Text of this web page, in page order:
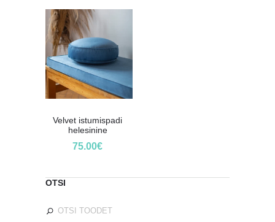
Velvet istumispadi
helesinine
75.00€
OTSI